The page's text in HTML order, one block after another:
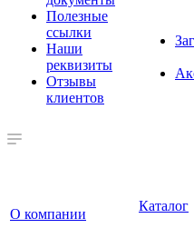
Полезные
ссылки
Наши
реквизиты
Отзывы
клиентов
О компании
Каталог